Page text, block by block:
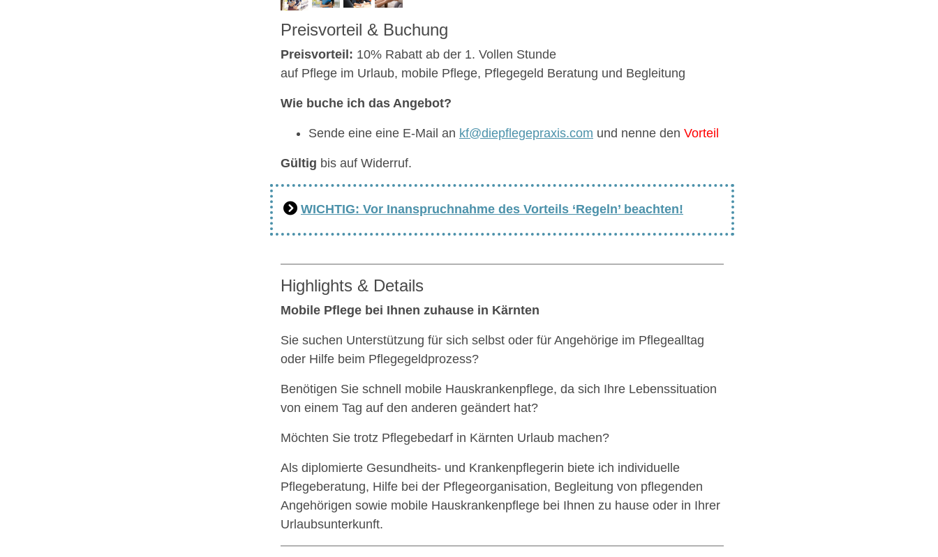
Preisvorteil & Buchung
Preisvorteil: 10% Rabatt ab der 1. Vollen Stunde
auf Pflege im Urlaub, mobile Pflege, Pflegegeld Beratung und Begleitung
Wie buche ich das Angebot?
Sende eine eine E-Mail an kf@diepflegepraxis.com und nenne den Vorteil
Gültig bis auf Widerruf.
WICHTIG: Vor Inanspruchnahme des Vorteils ‘Regeln’ beachten!
Highlights & Details
Mobile Pflege bei Ihnen zuhause in Kärnten
Sie suchen Unterstützung für sich selbst oder für Angehörige im Pflegealltag
oder Hilfe beim Pflegegeldprozess?
Benötigen Sie schnell mobile Hauskrankenpflege, da sich Ihre Lebenssituation
von einem Tag auf den anderen geändert hat?
Möchten Sie trotz Pflegebedarf in Kärnten Urlaub machen?
Als diplomierte Gesundheits- und Krankenpflegerin biete ich individuelle
Pflegeberatung, Hilfe bei der Pflegeorganisation, Begleitung von pflegenden
Angehörigen sowie mobile Hauskrankenpflege bei Ihnen zu hause oder in Ihrer
Urlaubsunterkunft.